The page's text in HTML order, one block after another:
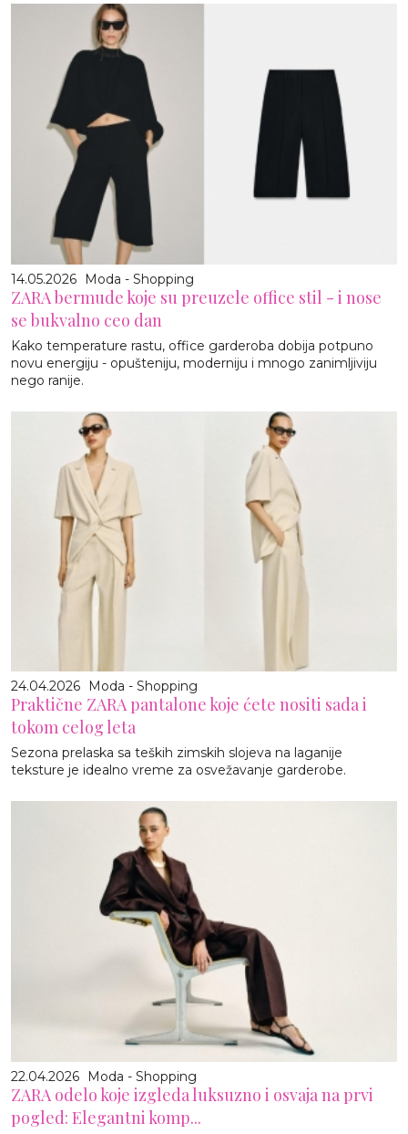
14.05.2026 Moda - Shopping
ZARA bermude koje su preuzele office stil - i nose
se bukvalno ceo dan
Kako temperature rastu, office garderoba dobija potpuno
novu energiju - opušteniju, moderniju i mnogo zanimljiviju
nego ranije.
24.04.2026 Moda - Shopping
Praktične ZARA pantalone koje ćete nositi sada i
tokom celog leta
Sezona prelaska sa teških zimskih slojeva na laganije
teksture je idealno vreme za osvežavanje garderobe.
22.04.2026 Moda - Shopping
ZARA odelo koje izgleda luksuzno i osvaja na prvi
pogled: Elegantni komp...